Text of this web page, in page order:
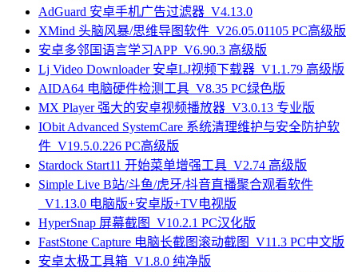
AdGuard 安卓手机广告过滤器_V4.13.0
XMind 头脑风暴/思维导图软件_V26.05.01105 PC高级版
安卓多邻国语言学习APP_V6.90.3 高级版
Lj Video Downloader 安卓LJ视频下载器_V1.1.79 高级版
AIDA64 电脑硬件检测工具_V8.35 PC绿色版
MX Player 强大的安卓视频播放器_V3.0.13 专业版
IObit Advanced SystemCare 系统清理维护与安全防护软
件_V19.5.0.226 PC高级版
Stardock Start11 开始菜单增强工具_V2.74 高级版
Simple Live B站/斗鱼/虎牙/抖音直播聚合观看软件
_V1.13.0 电脑版+安卓版+TV电视版
HyperSnap 屏幕截图_V10.2.1 PC汉化版
FastStone Capture 电脑长截图滚动截图_V11.3 PC中文版
安卓太极工具箱_V1.8.0 纯净版